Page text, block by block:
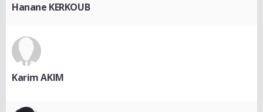
Hanane KERKOUB
Karim AKIM